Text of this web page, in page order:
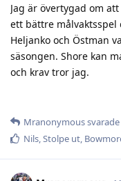
Jag är övertygad om
ett bättre
Heljanko och Östman
säsongen. Shore kan
och krav tror jag.
Mranonymous
Nils,Stolpe ut,